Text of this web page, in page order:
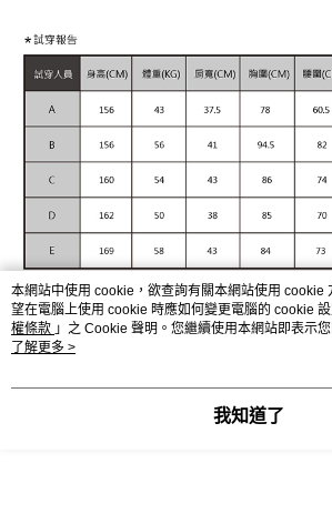
本網站中使用 cookie，欲查詢有關本網站使用 cookie
望在電腦上使用 cookie 時應如何變更電腦的 cookie
權條款 」之 Cookie 聲明。您繼續使用本網站即表示
用條款之 Cookie 聲明使用 cookie。
了解更多 >
我知道了